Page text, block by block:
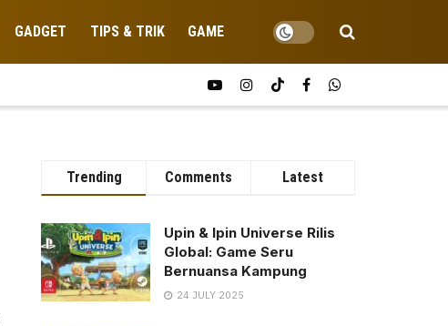
GADGET TIPS & TRIK GAME
Trending Comments Latest
Upin & Ipin Universe Rilis
Global: Game Seru
Bernuansa Kampung
24 JULY 2025